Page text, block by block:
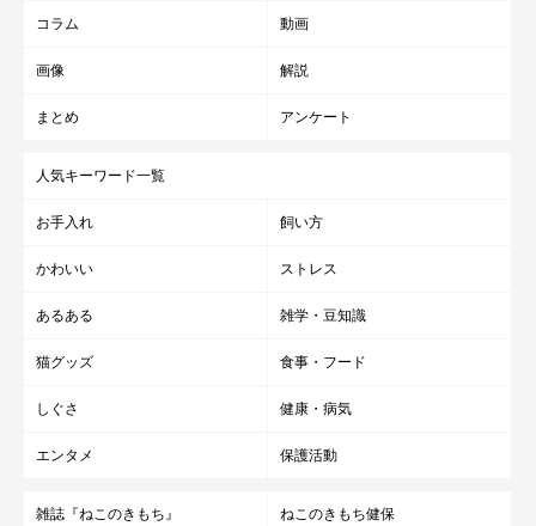
コラム 動画
画像 解説
まとめ アンケート
人気キーワード一覧
お手入れ 飼い方
かわいい ストレス
あるある 雑学・豆知識
猫グッズ 食事・フード
しぐさ 健康・病気
エンタメ 保護活動
雑誌『ねこのきもち』 ねこのきもち健保